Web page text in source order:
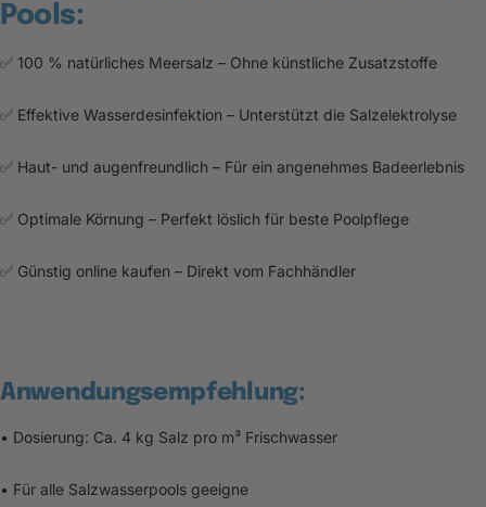
Pools:
✅ 100 % natürliches Meersalz – Ohne künstliche Zusatzstoffe
✅ Effektive Wasserdesinfektion – Unterstützt die Salzelektrolyse
✅ Haut- und augenfreundlich – Für ein angenehmes Badeerlebnis
✅ Optimale Körnung – Perfekt löslich für beste Poolpflege
✅ Günstig online kaufen – Direkt vom Fachhändler
Anwendungsempfehlung:
• Dosierung: Ca. 4 kg Salz pro m³ Frischwasser
• Für alle Salzwasserpools geeigne